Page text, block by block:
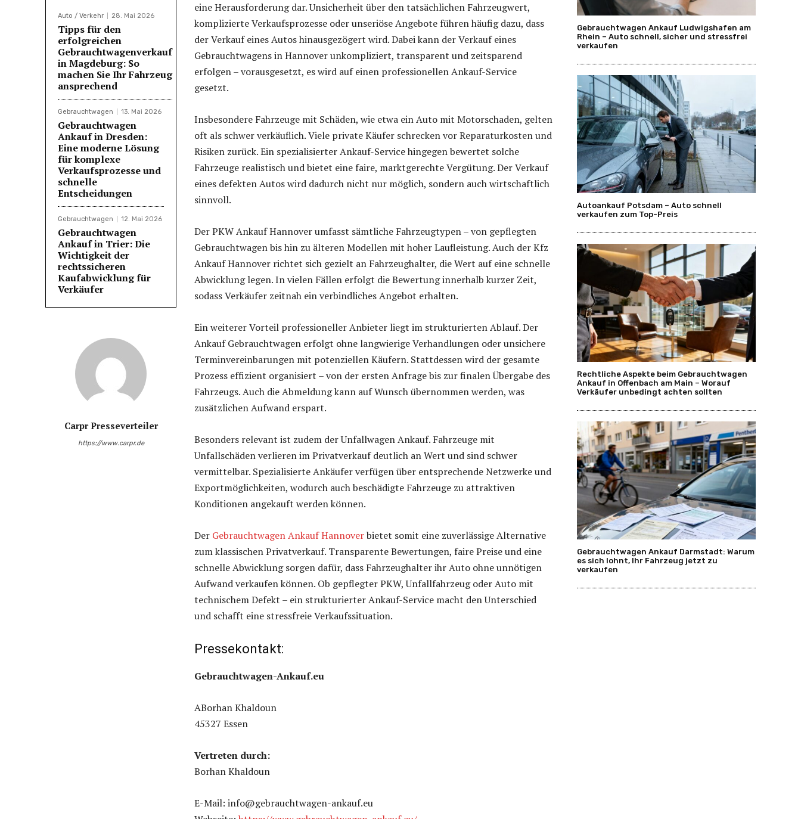
Auto / Verkehr 28. Mai 2026
Tipps für den
erfolgreichen
Gebrauchtwagenverkauf
in Magdeburg: So
machen Sie Ihr Fahrzeug
ansprechend
Gebrauchtwagen 13. Mai 2026
Gebrauchtwagen
Ankauf in Dresden:
Eine moderne Lösung
für komplexe
Verkaufsprozesse und
schnelle
Entscheidungen
Gebrauchtwagen 12. Mai 2026
Gebrauchtwagen
Ankauf in Trier: Die
Wichtigkeit der
rechtssicheren
Kaufabwicklung für
Verkäufer
Carpr Presseverteiler
https://www.carpr.de
eine Herausforderung dar. Unsicherheit über den tatsächlichen Fahrzeugwert,
komplizierte Verkaufsprozesse oder unseriöse Angebote führen häufig dazu, dass
der Verkauf eines Autos hinausgezögert wird. Dabei kann der Verkauf eines
Gebrauchtwagens in Hannover unkompliziert, transparent und zeitsparend
erfolgen – vorausgesetzt, es wird auf einen professionellen Ankauf-Service
gesetzt.
Insbesondere Fahrzeuge mit Schäden, wie etwa ein Auto mit Motorschaden, gelten
oft als schwer verkäuflich. Viele private Käufer schrecken vor Reparaturkosten und
Risiken zurück. Ein spezialisierter Ankauf-Service hingegen bewertet solche
Fahrzeuge realistisch und bietet eine faire, marktgerechte Vergütung. Der Verkauf
eines defekten Autos wird dadurch nicht nur möglich, sondern auch wirtschaftlich
sinnvoll.
Der PKW Ankauf Hannover umfasst sämtliche Fahrzeugtypen – von gepflegten
Gebrauchtwagen bis hin zu älteren Modellen mit hoher Laufleistung. Auch der Kfz
Ankauf Hannover richtet sich gezielt an Fahrzeughalter, die Wert auf eine schnelle
Abwicklung legen. In vielen Fällen erfolgt die Bewertung innerhalb kurzer Zeit,
sodass Verkäufer zeitnah ein verbindliches Angebot erhalten.
Ein weiterer Vorteil professioneller Anbieter liegt im strukturierten Ablauf. Der
Ankauf Gebrauchtwagen erfolgt ohne langwierige Verhandlungen oder unsichere
Terminvereinbarungen mit potenziellen Käufern. Stattdessen wird der gesamte
Prozess effizient organisiert – von der ersten Anfrage bis zur finalen Übergabe des
Fahrzeugs. Auch die Abmeldung kann auf Wunsch übernommen werden, was
zusätzlichen Aufwand erspart.
Besonders relevant ist zudem der Unfallwagen Ankauf. Fahrzeuge mit
Unfallschäden verlieren im Privatverkauf deutlich an Wert und sind schwer
vermittelbar. Spezialisierte Ankäufer verfügen über entsprechende Netzwerke und
Exportmöglichkeiten, wodurch auch beschädigte Fahrzeuge zu attraktiven
Konditionen angekauft werden können.
Der Gebrauchtwagen Ankauf Hannoverbietet somit eine zuverlässige Alternative
zum klassischen Privatverkauf. Transparente Bewertungen, faire Preise und eine
schnelle Abwicklung sorgen dafür, dass Fahrzeughalter ihr Auto ohne unnötigen
Aufwand verkaufen können. Ob gepflegter PKW, Unfallfahrzeug oder Auto mit
technischem Defekt – ein strukturierter Ankauf-Service macht den Unterschied
und schafft eine stressfreie Verkaufssituation.
Pressekontakt:
Gebrauchtwagen-Ankauf.eu
ABorhan Khaldoun
45327 Essen
Vertreten durch:
Borhan Khaldoun
E-Mail: info@gebrauchtwagen-ankauf.eu
Gebrauchtwagen Ankauf Ludwigshafen am
Rhein – Auto schnell, sicher und stressfrei
verkaufen
Autoankauf Potsdam – Auto schnell
verkaufen zum Top-Preis
Rechtliche Aspekte beim Gebrauchtwagen
Ankauf in Offenbach am Main – Worauf
Verkäufer unbedingt achten sollten
Gebrauchtwagen Ankauf Darmstadt: Warum
es sich lohnt, Ihr Fahrzeug jetzt zu
verkaufen